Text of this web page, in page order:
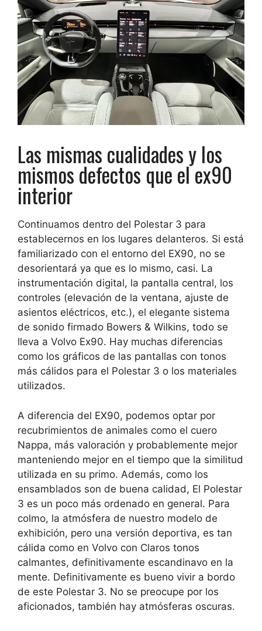
Las mismas cualidades y los
mismos defectos que el ex90
interior
Continuamos dentro del Polestar 3 para
establecernos en los lugares delanteros. Si está
familiarizado con el entorno del EX90, no se
desorientará ya que es lo mismo, casi. La
instrumentación digital, la pantalla central, los
controles (elevación de la ventana, ajuste de
asientos eléctricos, etc.), el elegante sistema
de sonido firmado Bowers & Wilkins, todo se
lleva a Volvo Ex90. Hay muchas diferencias
como los gráficos de las pantallas con tonos
más cálidos para el Polestar 3 o los materiales
utilizados.
A diferencia del EX90, podemos optar por
recubrimientos de animales como el cuero
Nappa, más valoración y probablemente mejor
manteniendo mejor en el tiempo que la similitud
utilizada en su primo. Además, como los
ensamblados son de buena calidad, El Polestar
3 es un poco más ordenado en general. Para
colmo, la atmósfera de nuestro modelo de
exhibición, pero una versión deportiva, es tan
cálida como en Volvo con Claros tonos
calmantes, definitivamente escandinavo en la
mente. Definitivamente es bueno vivir a bordo
de este Polestar 3. No se preocupe por los
aficionados, también hay atmósferas oscuras.